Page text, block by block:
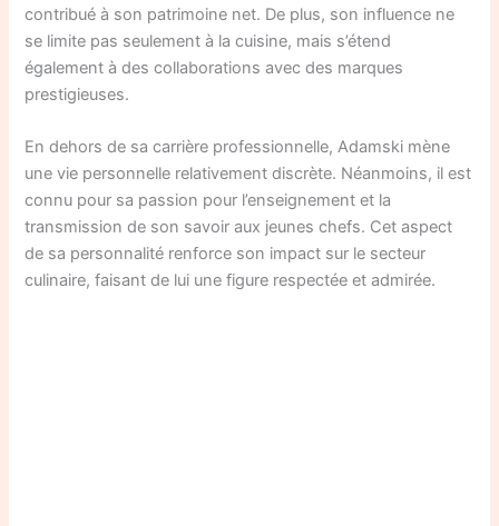
contribué à son patrimoine net. De plus, son influence ne
se limite pas seulement à la cuisine, mais s’étend
également à des collaborations avec des marques
prestigieuses.
En dehors de sa carrière professionnelle, Adamski mène
une vie personnelle relativement discrète. Néanmoins, il est
connu pour sa passion pour l’enseignement et la
transmission de son savoir aux jeunes chefs. Cet aspect
de sa personnalité renforce son impact sur le secteur
culinaire, faisant de lui une figure respectée et admirée.